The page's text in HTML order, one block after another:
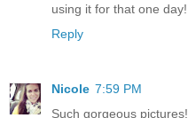
using it for that one day!
Reply
Nicole 7:59 PM
Such gorgeous pictures!